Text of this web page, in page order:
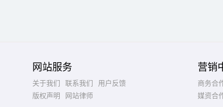
网站服务
关于我们 联系我们
用户反馈
版权声明
网站律师
营销
商务合
媒资合